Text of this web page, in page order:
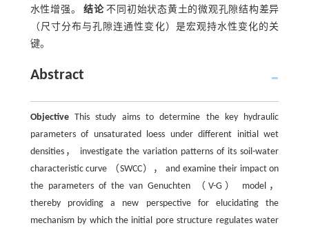
水性增强。结论不同初始状态黄土的微观孔隙结构差异
（尺寸分布与孔隙连通性变化）是宏观持水性变化的关
键。
Abstract
ObjectiveThis study aims to determine the key hydraulic
parameters of unsaturated loess under different initial wet
densities， investigate the variation patterns of its soil-water
characteristic curve （SWCC）， and examine their impact on
the parameters of the van Genuchten （V-G） model，
thereby providing a new perspective for elucidating the
mechanism by which the initial pore structure regulates water